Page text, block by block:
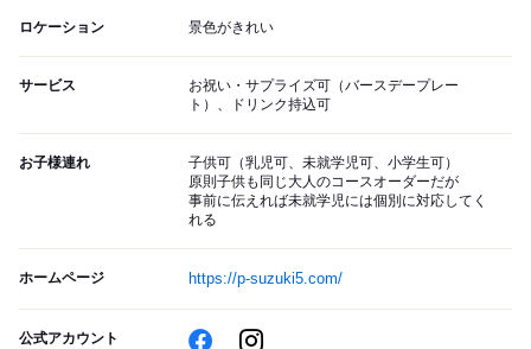
ロケーション 景色がきれい
サービス
お祝い・サプライズ可（バースデープレー
ト）、ドリンク持込可
お子様連れ
子供可（乳児可、未就学児可、小学生可）
原則子供も同じ大人のコースオーダーだが
事前に伝えれば未就学児には個別に対応してく
れる
ホームページ https://p-suzuki5.com/
公式アカウント